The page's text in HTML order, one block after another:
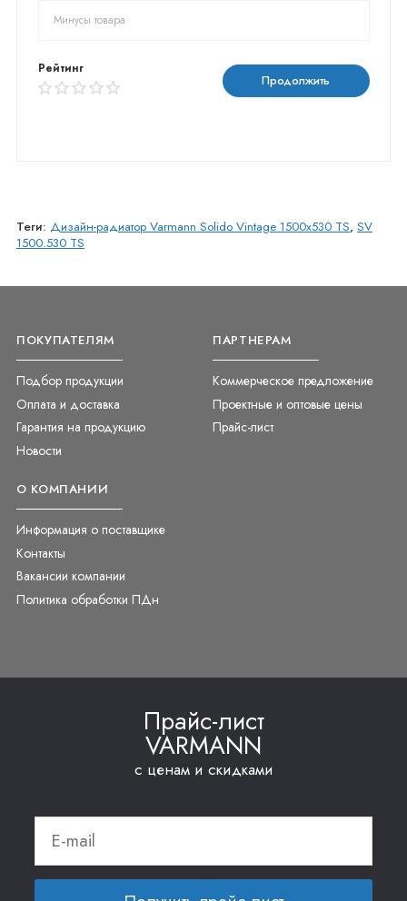
Рейтинг
Продолжить
Теги: Дизайн-радиатор Varmann Solido Vintage 1500x530 TS, SV
1500.530 TS
ПОКУПАТЕЛЯМ
Подбор продукции
Оплата и доставка
Гарантия на продукцию
Новости
ПАРТНЕРАМ
Коммерческое предложение
Проектные и оптовые цены
Прайс-лист
О КОМПАНИИ
Информация о поставщике
Контакты
Вакансии компании
Политика обработки ПДн
Прайс-лист
VARMANN
с ценам и скидками